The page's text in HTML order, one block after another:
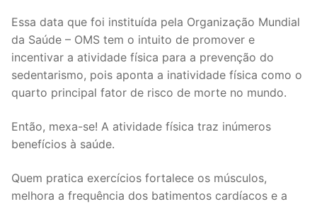
Essa data que foi instituída pela Organização Mundial
da Saúde – OMS tem o intuito de promover e
incentivar a atividade física para a prevenção do
sedentarismo, pois aponta a inatividade física como o
quarto principal fator de risco de morte no mundo.
Então, mexa-se! A atividade física traz inúmeros
benefícios à saúde.
Quem pratica exercícios fortalece os músculos,
melhora a frequência dos batimentos cardíacos e a